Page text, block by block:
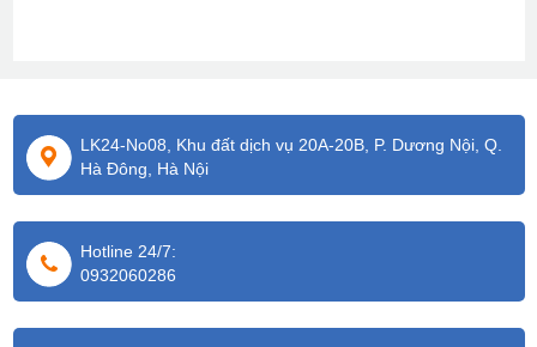
LK24-No08, Khu đất dịch vụ 20A-20B, P. Dương Nội, Q.
Hà Đông, Hà Nội
Hotline 24/7:
0932060286